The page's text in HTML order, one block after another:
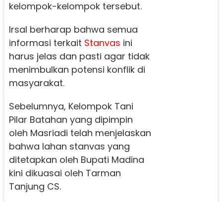
kelompok-kelompok tersebut.
Irsal berharap bahwa semua
informasi terkait Stanvas ini
harus jelas dan pasti agar tidak
menimbulkan potensi konflik di
masyarakat.
Sebelumnya, Kelompok Tani
Pilar Batahan yang dipimpin
oleh Masriadi telah menjelaskan
bahwa lahan stanvas yang
ditetapkan oleh Bupati Madina
kini dikuasai oleh Tarman
Tanjung CS.